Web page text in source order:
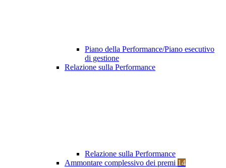
Piano della Performance/Piano esecutivo
di gestione
Relazione sulla Performance
Relazione sulla Performance
Ammontare complessivo dei premi 14